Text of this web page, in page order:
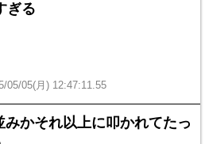
ぎる
05/05(月) 12:47:11.55
かそれ以上に叩かれてたっ